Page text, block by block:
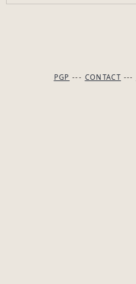
PGP --- CONTACT ---